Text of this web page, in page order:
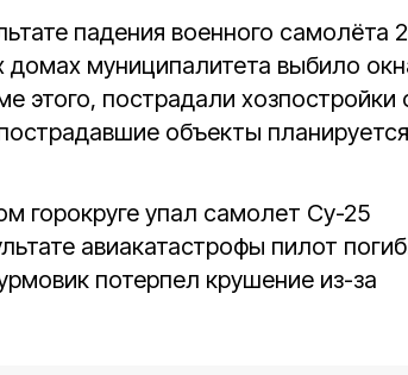
падения военного самолёта
муниципалитета выбило
этого, пострадали хозпостройки
объекты
горокруге упал самолет Су-25
авиакатастрофы пилот
потерпел крушение из-за